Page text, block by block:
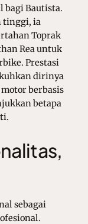
bagi Bautista.
tinggi, ia
Toprak
Rea untuk
Prestasi
dirinya
berbasis
betapa
sebagai